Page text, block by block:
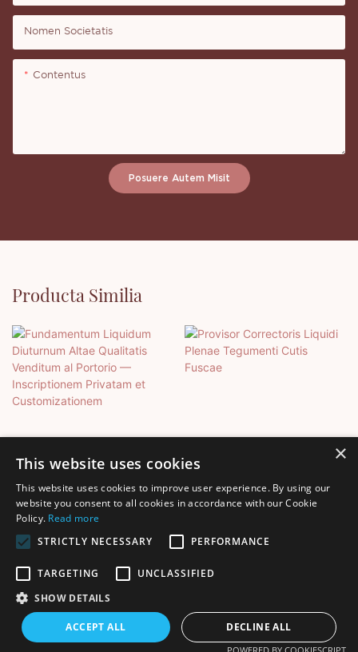
Nomen Societatis
Contentus
Posuere Autem Misit
Producta Similia
Fundamentum Liquidum
Diuturnum Altae Qualitatis
Venditum Al Portorio —
Customizationem
Provisor Correctoris
Cutis Fuscae
Ius proprietatis reservatum © MMXV Shenzhen Thincen
Technology Co., Ltd. - www.thincen.com | Index situs
×
This website uses cookies
This website uses cookies to improve user experience. By using our
website you consent to all cookies in accordance with our Cookie
Policy. Read more
STRICTLY NECESSARY
PERFORMANCE
TARGETING
UNCLASSIFIED
SHOW DETAILS
ACCEPT ALL DECLINE ALL